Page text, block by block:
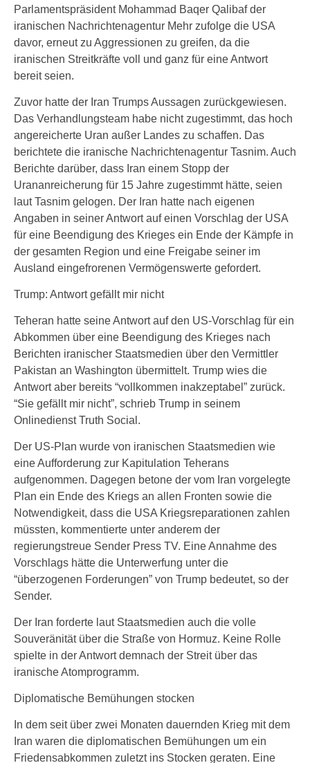
Parlamentspräsident Mohammad Baqer Qalibaf der
iranischen Nachrichtenagentur Mehr zufolge die USA
davor, erneut zu Aggressionen zu greifen, da die
iranischen Streitkräfte voll und ganz für eine Antwort
bereit seien.
Zuvor hatte der Iran Trumps Aussagen zurückgewiesen.
Das Verhandlungsteam habe nicht zugestimmt, das hoch
angereicherte Uran außer Landes zu schaffen. Das
berichtete die iranische Nachrichtenagentur Tasnim. Auch
Berichte darüber, dass Iran einem Stopp der
Urananreicherung für 15 Jahre zugestimmt hätte, seien
laut Tasnim gelogen. Der Iran hatte nach eigenen
Angaben in seiner Antwort auf einen Vorschlag der USA
für eine Beendigung des Krieges ein Ende der Kämpfe in
der gesamten Region und eine Freigabe seiner im
Ausland eingefrorenen Vermögenswerte gefordert.
Trump: Antwort gefällt mir nicht
Teheran hatte seine Antwort auf den US-Vorschlag für ein
Abkommen über eine Beendigung des Krieges nach
Berichten iranischer Staatsmedien über den Vermittler
Pakistan an Washington übermittelt. Trump wies die
Antwort aber bereits “vollkommen inakzeptabel” zurück.
“Sie gefällt mir nicht”, schrieb Trump in seinem
Onlinedienst Truth Social.
Der US-Plan wurde von iranischen Staatsmedien wie
eine Aufforderung zur Kapitulation Teherans
aufgenommen. Dagegen betone der vom Iran vorgelegte
Plan ein Ende des Kriegs an allen Fronten sowie die
Notwendigkeit, dass die USA Kriegsreparationen zahlen
müssten, kommentierte unter anderem der
regierungstreue Sender Press TV. Eine Annahme des
Vorschlags hätte die Unterwerfung unter die
“überzogenen Forderungen” von Trump bedeutet, so der
Sender.
Der Iran forderte laut Staatsmedien auch die volle
Souveränität über die Straße von Hormuz. Keine Rolle
spielte in der Antwort demnach der Streit über das
iranische Atomprogramm.
Diplomatische Bemühungen stocken
In dem seit über zwei Monaten dauernden Krieg mit dem
Iran waren die diplomatischen Bemühungen um ein
Friedensabkommen zuletzt ins Stocken geraten. Eine